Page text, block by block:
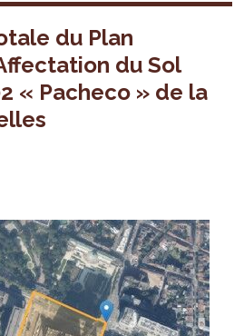
du Plan
du Sol
« Pacheco » de la